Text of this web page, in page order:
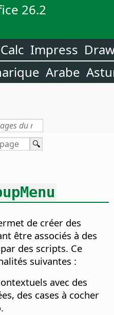
26.2
Calc Impress
Arabe
de créer des
être associés à des
des scripts. Ce
suivantes :
avec des
des cases à cocher